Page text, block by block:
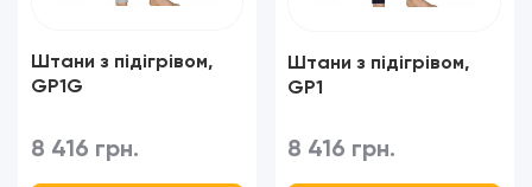
Штани з підігрівом,
GP1G
8 416 грн.
Штани з підігрівом,
GP1
8 416 грн.